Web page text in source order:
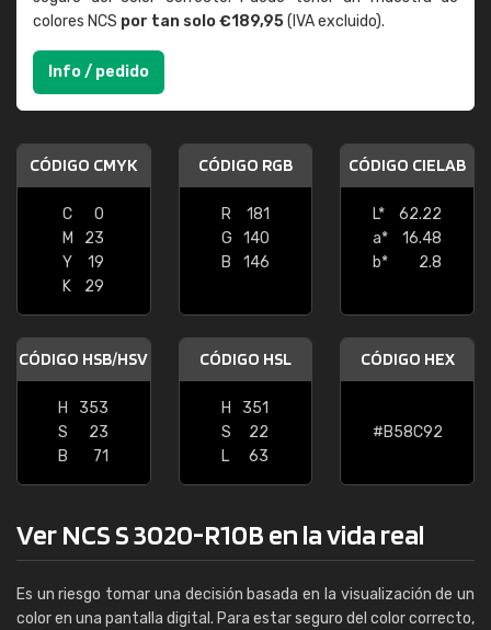
colores NCS por tan solo €189,95(IVA excluido).
Info / pedido
CÓDIGO CMYK
C
0
M
23
Y
19
K
29
CÓDIGO RGB
R
181
G
140
B
146
CÓDIGO CIELAB
L*
62.22
a*
16.48
b*
2.8
CÓDIGO HSB/HSV
H
353
S
23
B
71
CÓDIGO HSL
H
351
S
22
L
63
CÓDIGO HEX
#B58C92
Ver NCS S 3020-R10B en la vida real
Es un riesgo tomar una decisión basada en la visualización de un
color en una pantalla digital. Para estar seguro del color correcto,